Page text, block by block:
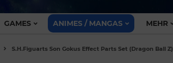
GAMES ANIMES / MANGAS MEHR
S.H.Figuarts Son Gokus Effect Parts Set (Dragon Ball Z)